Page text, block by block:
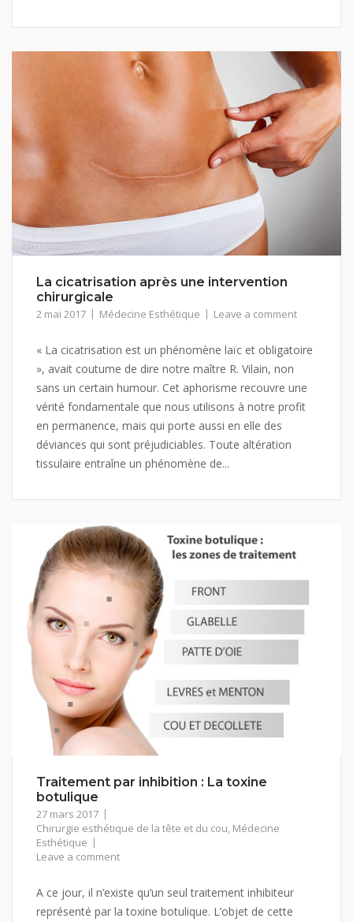
La cicatrisation après une intervention
chirurgicale
2 mai 2017 Médecine Esthétique Leave a comment
« La cicatrisation est un phénomène laïc et obligatoire
», avait coutume de dire notre maître R. Vilain, non
sans un certain humour. Cet aphorisme recouvre une
vérité fondamentale que nous utilisons à notre profit
en permanence, mais qui porte aussi en elle des
déviances qui sont préjudiciables. Toute altération
tissulaire entraîne un phénomène de...
Traitement par inhibition : La toxine
botulique
27 mars 2017
Chirurgie esthétique de la tête et du cou, Médecine
Esthétique
Leave a comment
A ce jour, il n’existe qu’un seul traitement inhibiteur
représenté par la toxine botulique. L’objet de cette